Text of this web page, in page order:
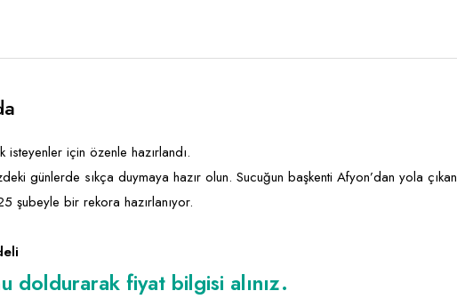
isteyenler için özenle hazırlandı.
günlerde sıkça duymaya hazır olun. Sucuğun başkenti Afyon’dan yola çıkan
şubeyle bir rekora hazırlanıyor.
doldurarak fiyat bilgisi alınız.